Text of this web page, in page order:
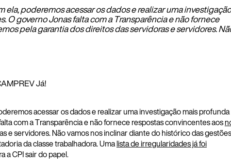
ela, poderemos acessar os dados e realizar uma
governo Jonas falta com a Transparência e não fornece
pela garantia dos direitos das servidoras e servidores.
acessar os dados e realizar uma investigação mais
com a Transparência e não fornece respostas convincentes aos
e servidores. Não vamos nos inclinar diante do histórico das gestões
da classe trabalhadora. Umalista de irregularidades já foi
a CPI sair do papel.